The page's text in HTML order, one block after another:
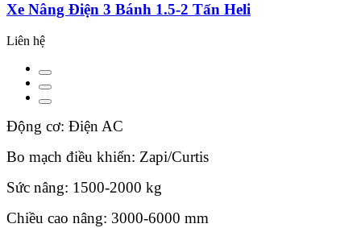
Xe Nâng Điện 3 Bánh 1.5-2 Tấn Heli
Liên hệ
Động cơ: Điện AC
Bo mạch điều khiển: Zapi/Curtis
Sức nâng: 1500-2000 kg
Chiều cao nâng: 3000-6000 mm